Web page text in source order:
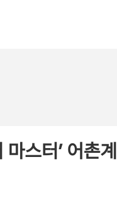
스터’ 어촌계